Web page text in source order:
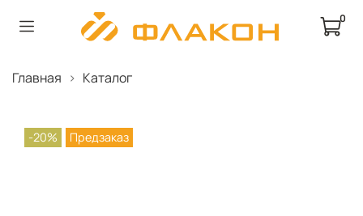
0
Главная Каталог
-20% Предзаказ